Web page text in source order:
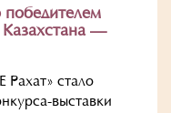
—
стало
выставки